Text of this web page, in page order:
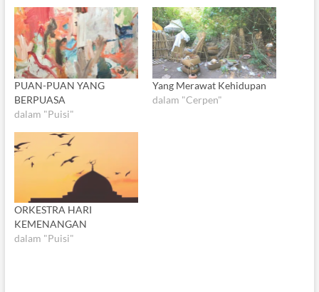
PUAN-PUAN YANG
BERPUASA
dalam "Puisi"
Yang Merawat Kehidupan
dalam "Cerpen"
ORKESTRA HARI
KEMENANGAN
dalam "Puisi"